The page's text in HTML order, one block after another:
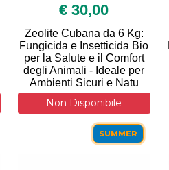
€ 30,00
Zeolite Cubana da 6 Kg:
Fungicida e Insetticida Bio
per la Salute e il Comfort
degli Animali - Ideale per
Ambienti Sicuri e Natu
Non Disponibile
SUMMER